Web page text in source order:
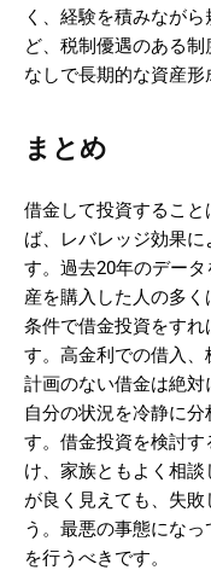
く、経験を積みなが
ど、税制優遇のある
なしで長期的な資産形
まとめ
借金して投資すること
ば、レバレッジ効果
す。過去20年のデー
産を購入した人の多
条件で借金投資をす
す。高金利での借入
計画のない借金は絶対
自分の状況を冷静に
す。借金投資を検討
け、家族ともよく相
が良く見えても、失
う。最悪の事態にな
を行うべきです。